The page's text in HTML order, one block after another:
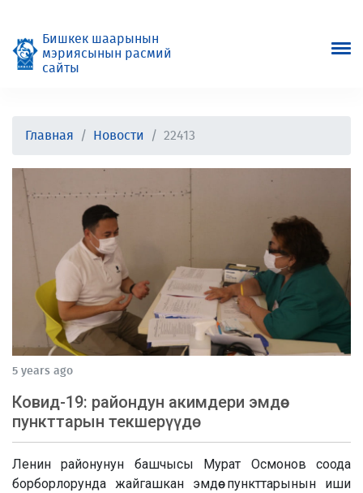
Бишкек шаарынын
мэриясынын расмий
сайты
Главная Новости 22413
5 years ago
Ковид-19: райондун акимдери эмдөө
пункттарын текшерүүдө
Ленин районунун башчысы Мурат Осмонов соода
борборлорунда жайгашкан эмдөө пункттарынын иши